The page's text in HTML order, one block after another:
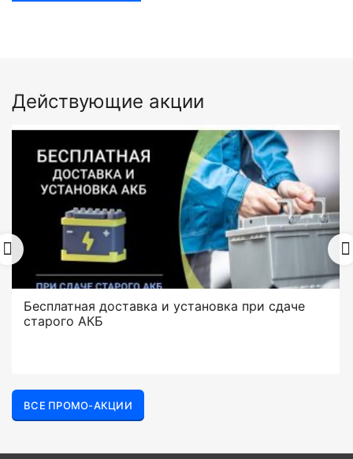
Действующие акции
Бесплатная доставка и установка при сдаче
старого АКБ
ВСЕ ПРОМО-АКЦИИ